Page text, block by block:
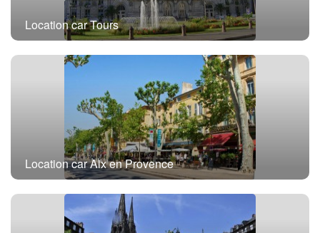
Location car Tours
Location car Aix en Provence